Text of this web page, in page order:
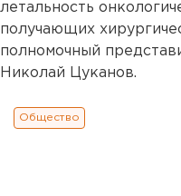
летальность
получающих
полномочный
Николай Цуканов.
Общество